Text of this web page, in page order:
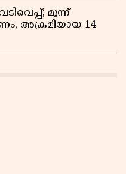
മൂന്ന്
അക്രമിയായ 14